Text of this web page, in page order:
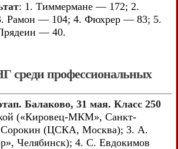
: 1. Тиммермане — 172; 2.
Рамон — 104; 4. Фюхрер — 83; 5.
— 40.
среди профессиональных
Балаково, 31 мая. Класс 250
(«Кировец-МКМ», Санкт-
Сорокин (ЦСКА, Москва); 3. А.
Челябинск); 4. С. Евдокимов